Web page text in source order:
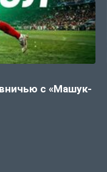
с «Машук-